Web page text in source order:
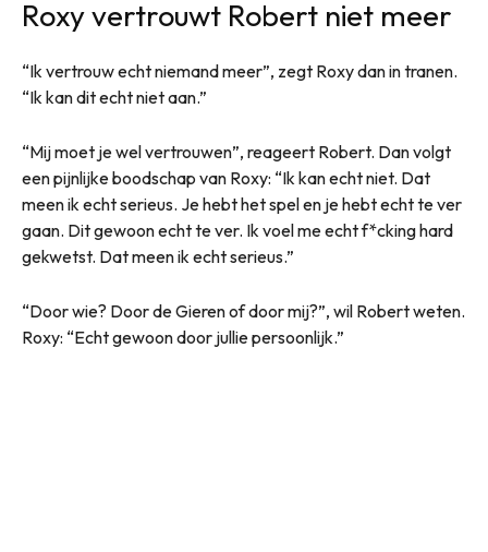
Roxy vertrouwt Robert niet meer
“Ik vertrouw echt niemand meer”, zegt Roxy dan in tranen.
“Ik kan dit echt niet aan.”
“Mij moet je wel vertrouwen”, reageert Robert. Dan volgt
een pijnlijke boodschap van Roxy: “Ik kan echt niet. Dat
meen ik echt serieus. Je hebt het spel en je hebt echt te ver
gaan. Dit gewoon echt te ver. Ik voel me echt f*cking hard
gekwetst. Dat meen ik echt serieus.”
“Door wie? Door de Gieren of door mij?”, wil Robert weten.
Roxy: “Echt gewoon door jullie persoonlijk.”